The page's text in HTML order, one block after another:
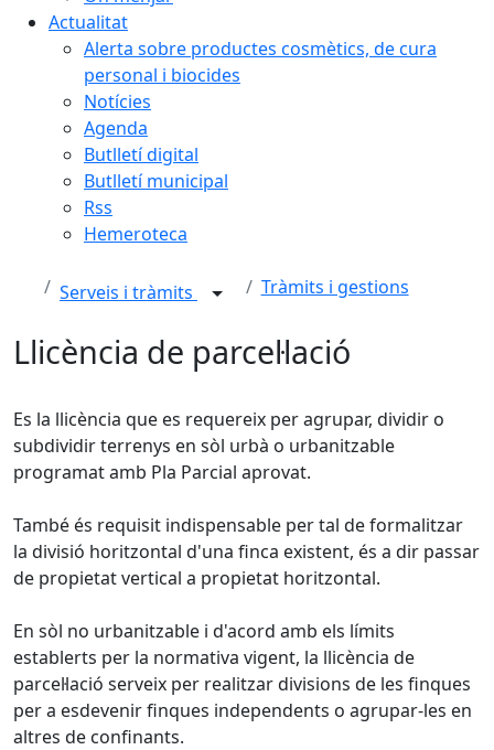
Actualitat
Alerta sobre productes cosmètics, de cura
personal i biocides
Notícies
Agenda
Butlletí digital
Butlletí municipal
Rss
Hemeroteca
Serveis i tràmits Tràmits i gestions
Llicència de parcel·lació
Es la llicència que es requereix per agrupar, dividir o
subdividir terrenys en sòl urbà o urbanitzable
programat amb Pla Parcial aprovat.
També és requisit indispensable per tal de formalitzar
la divisió horitzontal d'una finca existent, és a dir passar
de propietat vertical a propietat horitzontal.
En sòl no urbanitzable i d'acord amb els límits
establerts per la normativa vigent, la llicència de
parcel·lació serveix per realitzar divisions de les finques
per a esdevenir finques independents o agrupar-les en
altres de confinants.